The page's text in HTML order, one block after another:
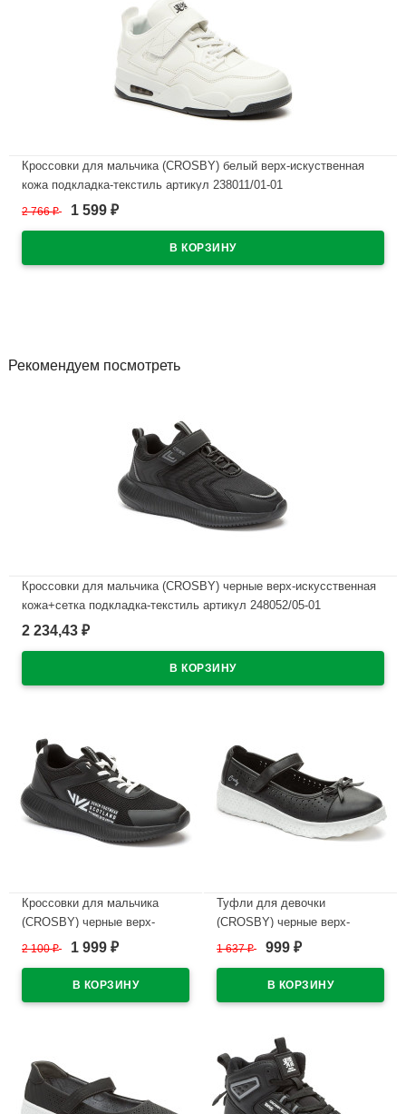
Кроссовки для мальчика (CROSBY) белый верх-искуственная
кожа подкладка-текстиль артикул 238011/01-01
В наличии
2 766₽ 1 599 ₽
Рекомендуем посмотреть
Кроссовки для мальчика (CROSBY) черные верх-искусственная
кожа+сетка подкладка-текстиль артикул 248052/05-01
В наличии
2 234,43 ₽
Кроссовки для мальчика
(CROSBY) черные верх-
искусственная кожа+сетка
248052/04-02
2 100₽ 1 999 ₽
Туфли для девочки
(CROSBY) черные верх-
искусственный нубук
размерный ряд 33-38
арт.248002/06-03
1 637₽ 999 ₽